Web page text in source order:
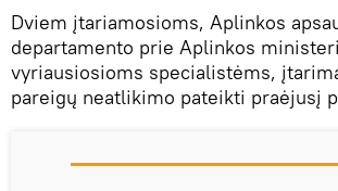
Dviem įtariamosioms, Aplinkos
departamento prie Aplinkos
vyriausiosioms specialistėms,
pareigų neatlikimo pateikti praėjusį